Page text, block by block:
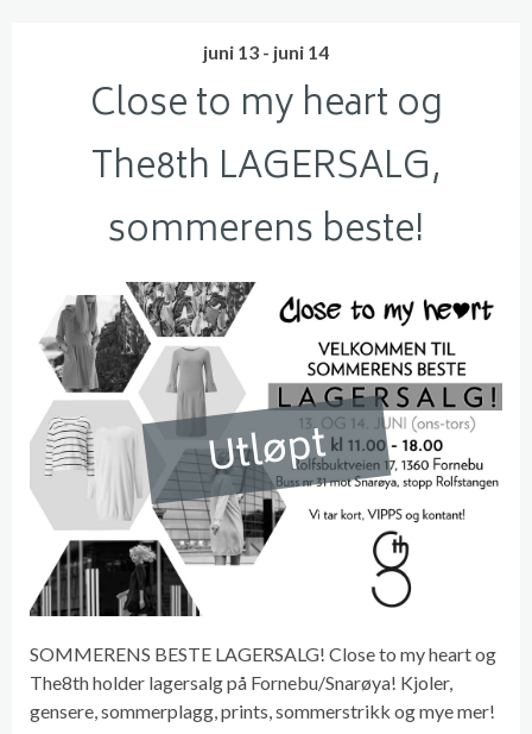
juni 13 - juni 14
Close to my heart og
The8th LAGERSALG,
sommerens beste!
Utløpt
SOMMERENS BESTE LAGERSALG! Close to my heart og
The8th holder lagersalg på Fornebu/Snarøya! Kjoler,
gensere, sommerplagg, prints, sommerstrikk og mye mer!